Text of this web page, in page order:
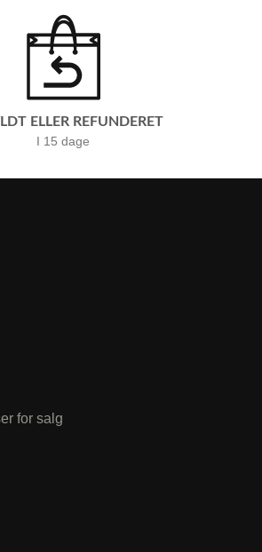
ELLER REFUNDERET
I 15 dage
for salg